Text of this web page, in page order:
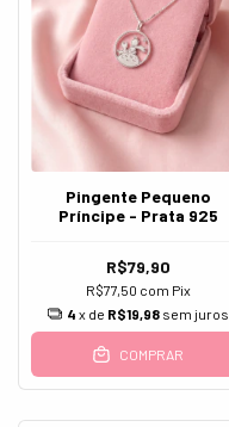
Pingente Pequeno
Príncipe - Prata 925
R$79,90
R$77,50 com Pix
4 x de R$19,98 sem juros
COMPRAR